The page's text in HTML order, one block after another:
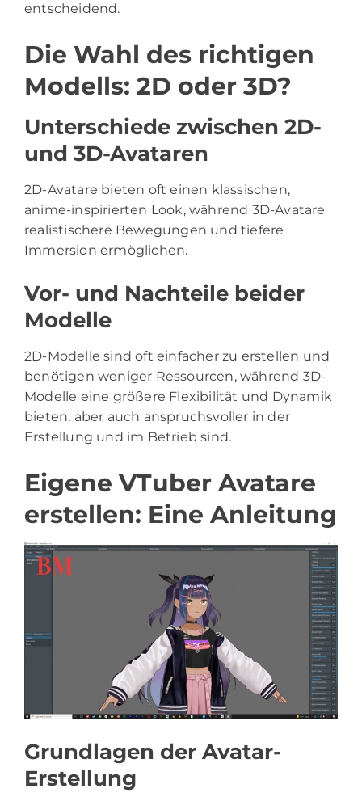
entscheidend.
Die Wahl des richtigen
Modells: 2D oder 3D?
Unterschiede zwischen 2D-
und 3D-Avataren
2D-Avatare bieten oft einen klassischen,
anime-inspirierten Look, während 3D-Avatare
realistischere Bewegungen und tiefere
Immersion ermöglichen.
Vor- und Nachteile beider
Modelle
2D-Modelle sind oft einfacher zu erstellen und
benötigen weniger Ressourcen, während 3D-
Modelle eine größere Flexibilität und Dynamik
bieten, aber auch anspruchsvoller in der
Erstellung und im Betrieb sind.
Eigene VTuber Avatare
erstellen: Eine Anleitung
Grundlagen der Avatar-
Erstellung